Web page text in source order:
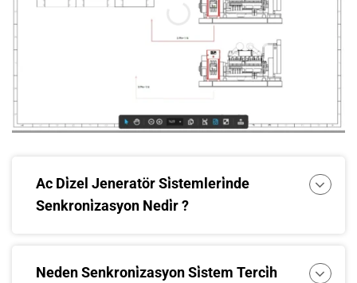
Ac Di̇zel Jeneratör Si̇stemleri̇nde
Senkroni̇zasyon Nedi̇r ?
Neden Senkroni̇zasyon Si̇stem Terci̇h